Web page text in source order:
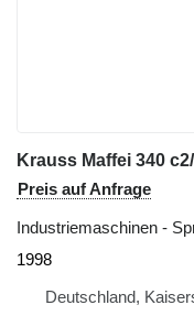
Krauss Maffei 340
Preis auf Anfrage
Industriemaschinen -
1998
Deutschland,